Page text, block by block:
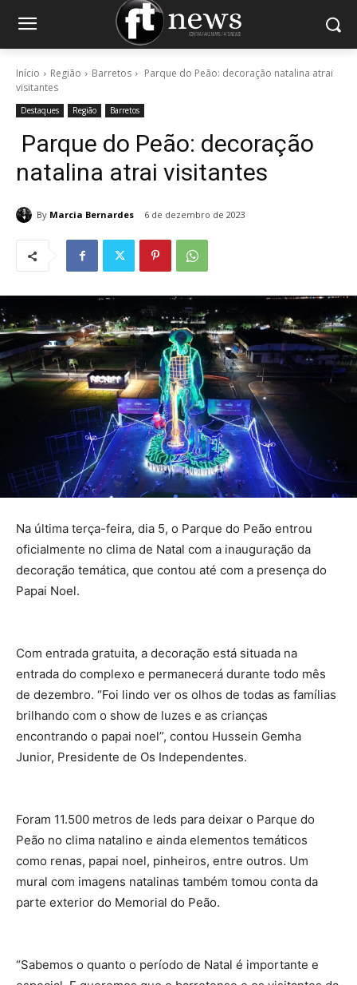
Início Região Barretos
Parque do Peão: decoração natalina atrai
visitantes
Destaques Região Barretos
Parque do Peão: decoração
natalina atrai visitantes
By Marcia Bernardes 6 de dezembro de 2023
Na última terça-feira, dia 5, o Parque do Peão entrou
oficialmente no clima de Natal com a inauguração da
decoração temática, que contou até com a presença do
Papai Noel.
Com entrada gratuita, a decoração está situada na
entrada do complexo e permanecerá durante todo mês
de dezembro. “Foi lindo ver os olhos de todas as famílias
brilhando com o show de luzes e as crianças
encontrando o papai noel”, contou Hussein Gemha
Junior, Presidente de Os Independentes.
Foram 11.500 metros de leds para deixar o Parque do
Peão no clima natalino e ainda elementos temáticos
como renas, papai noel, pinheiros, entre outros. Um
mural com imagens natalinas também tomou conta da
parte exterior do Memorial do Peão.
“Sabemos o quanto o período de Natal é importante e